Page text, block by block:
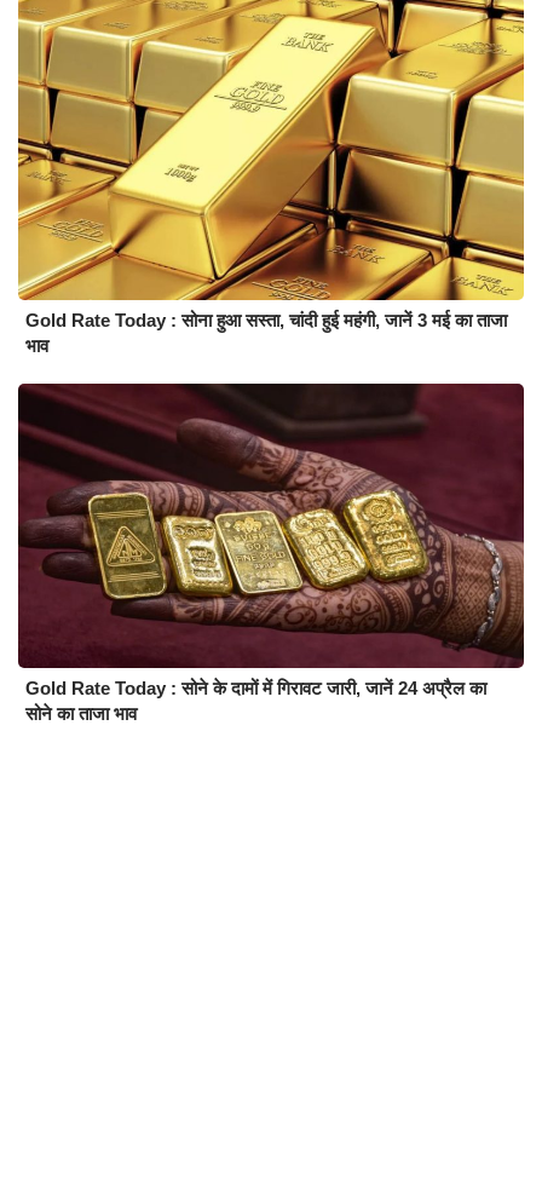
Gold Rate Today : सोना हुआ सस्ता, चांदी हुई महंगी, जानें 3 मई का ताजा
भाव
Gold Rate Today : सोने के दामों में गिरावट जारी, जानें 24 अप्रैल का
सोने का ताजा भाव